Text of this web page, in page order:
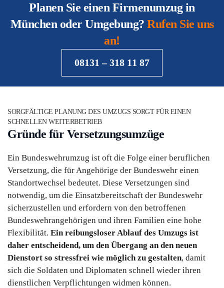
Planen Sie einen Firmenumzug in
München oder Umgebung? Rufen Sie uns
an!
08131 – 318 11 87
SORGFÄLTIGE PLANUNG DES UMZUGS SORGT FÜR EINEN
SCHNELLEN WEITERBETRIEB
Gründe für Versetzungsumzüge
Ein Bundeswehrumzug ist oft die Folge einer beruflichen
Versetzung, die für Angehörige der Bundeswehr einen
Standortwechsel bedeutet. Diese Versetzungen sind
notwendig, um die Einsatzbereitschaft der Bundeswehr
sicherzustellen und erfordern von den betroffenen
Bundeswehrangehörigen und ihren Familien eine hohe
Flexibilität. Ein reibungsloser Ablauf des Umzugs ist
daher entscheidend, um den Übergang an den neuen
Dienstort so stressfrei wie möglich zu gestalten, damit
sich die Soldaten und Diplomaten schnell wieder ihren
dienstlichen Verpflichtungen widmen können.